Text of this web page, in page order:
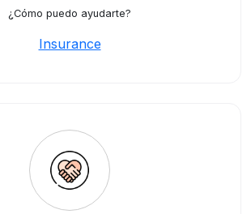
¿Cómo puedo ayudarte?
Insurance